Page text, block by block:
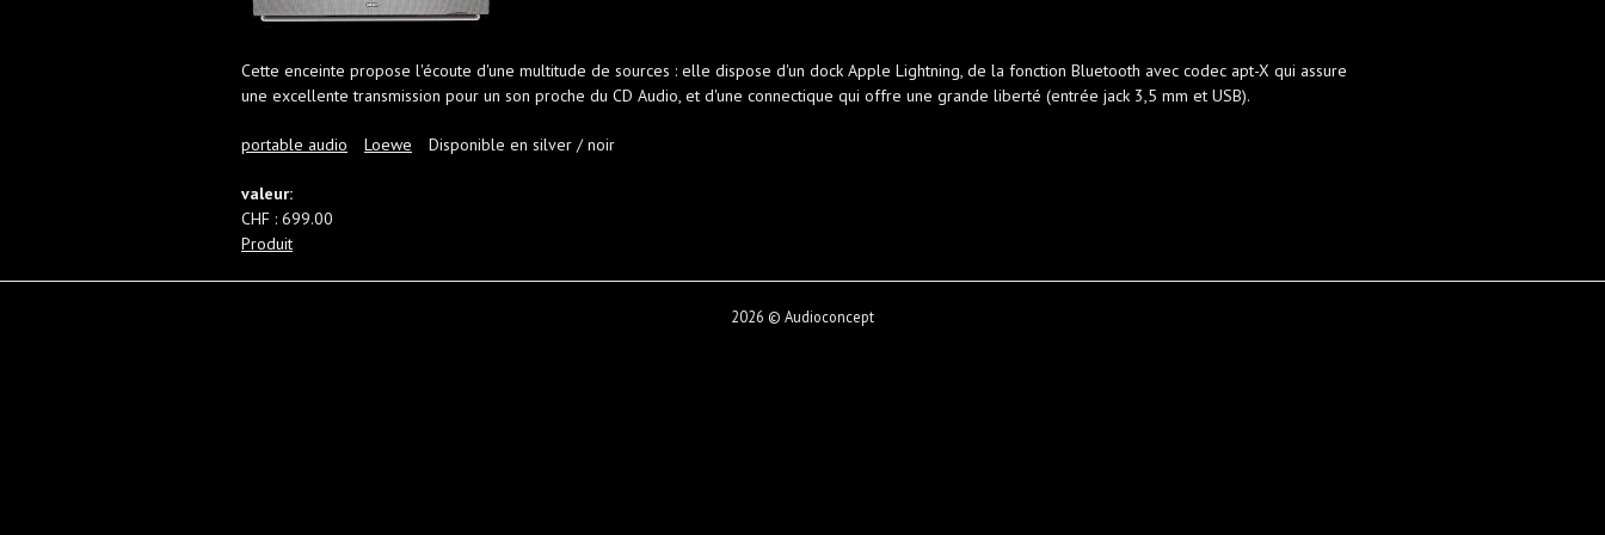
Cette enceinte propose l'écoute d'une multitude de sources : elle dispose d'un dock Apple Lightning, de la fonction Bluetooth avec codec apt-X qui assure
une excellente transmission pour un son proche du CD Audio, et d'une connectique qui offre une grande liberté (entrée jack 3,5 mm et USB).
portable audio Loewe Disponible en silver / noir
valeur:
CHF : 699.00
Produit
2026 © Audioconcept